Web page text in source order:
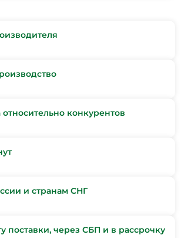
конкурентов
и странам СНГ
поставки, через СБП и в рассрочку